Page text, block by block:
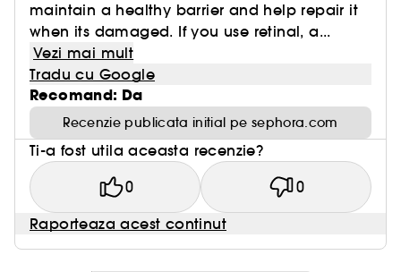
maintain a healthy barrier and help repair it
when its damaged. If you use retinal, a...
Vezi mai mult
Tradu cu Google
Recomand: Da
Recenzie publicata initial pe sephora.com
Ti-a fost utila aceasta recenzie?
0 0
Raporteaza acest continut